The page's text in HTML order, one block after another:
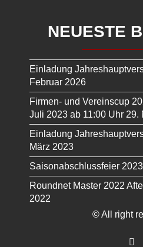
NEUESTE
Einladung
Februar 2026
Firmen- und Vereinscup
Juli 2023 ab 11:00 Uhr 29.
Einladung
März 2023
Saisonabschlussfeier 2023
Roundnet Master 2022
2022
© All right